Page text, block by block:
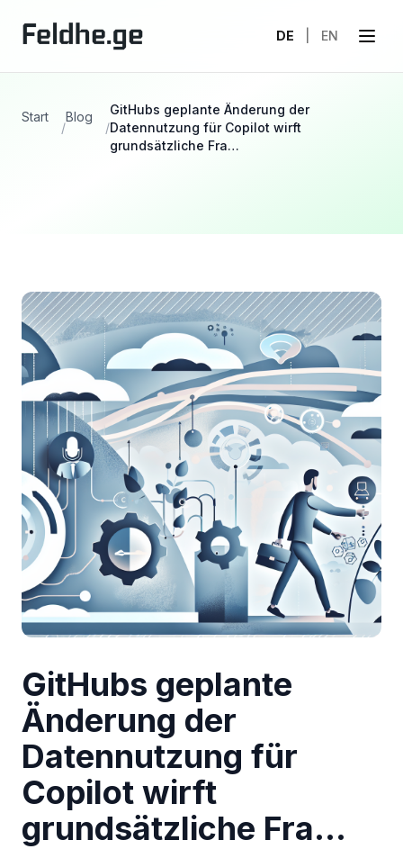
DE EN
Start
/
Blog
/
GitHubs geplante Änderung der
Datennutzung für Copilot wirft
grundsätzliche Fra…
GitHubs geplante
Änderung der
Datennutzung für
Copilot wirft
grundsätzliche Fra…